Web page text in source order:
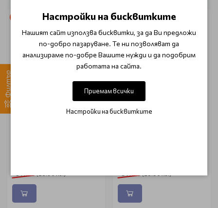
Филтър
LOREAL PROFESSIONNEL
-5%
LOREAL PROFESSIONNEL
Настройки на бисквитките
Нашият сайт използва бисквитки, за да Ви предложи
по-добро пазаруване. Те ни позволяват да
анализираме по-добре Вашите нужди и да подобрим
работата на сайта.
Приемам всички
Настройки на бисквитките